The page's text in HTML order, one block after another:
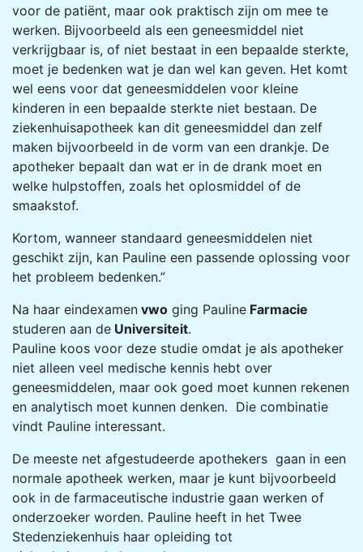
voor de patiënt, maar ook praktisch zijn om mee te
werken. Bijvoorbeeld als een geneesmiddel niet
verkrijgbaar is, of niet bestaat in een bepaalde sterkte,
moet je bedenken wat je dan wel kan geven. Het komt
wel eens voor dat geneesmiddelen voor kleine
kinderen in een bepaalde sterkte niet bestaan. De
ziekenhuisapotheek kan dit geneesmiddel dan zelf
maken bijvoorbeeld in de vorm van een drankje. De
apotheker bepaalt dan wat er in de drank moet en
welke hulpstoffen, zoals het oplosmiddel of de
smaakstof.
Kortom, wanneer standaard geneesmiddelen niet
geschikt zijn, kan Pauline een passende oplossing voor
het probleem bedenken.”
Na haar eindexamen vwo ging Pauline Farmacie
studeren aan de Universiteit.
Pauline koos voor deze studie omdat je als apotheker
niet alleen veel medische kennis hebt over
geneesmiddelen, maar ook goed moet kunnen rekenen
en analytisch moet kunnen denken. Die combinatie
vindt Pauline interessant.
De meeste net afgestudeerde apothekers gaan in een
normale apotheek werken, maar je kunt bijvoorbeeld
ook in de farmaceutische industrie gaan werken of
onderzoeker worden. Pauline heeft in het Twee
Stedenziekenhuis haar opleiding tot